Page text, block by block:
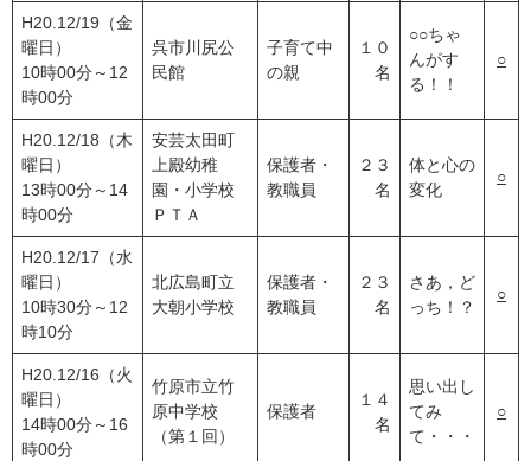
H20.12/19（金
曜日）
10時00分～12
時00分
呉市川尻公
民館
子育て中
の親
１０
名
○○ちゃ
んがす
る！！
○
H20.12/18（木
曜日）
13時00分～14
時00分
安芸太田町
上殿幼稚
園・小学校
ＰＴＡ
保護者・
教職員
２３
名
体と心の
変化
○
H20.12/17（水
曜日）
10時30分～12
時10分
北広島町立
大朝小学校
保護者・
教職員
２３
名
さあ，ど
っち！？
○
H20.12/16（火
曜日）
14時00分～16
時00分
竹原市立竹
原中学校
（第１回）
保護者
１４
名
思い出し
てみ
て・・・
○